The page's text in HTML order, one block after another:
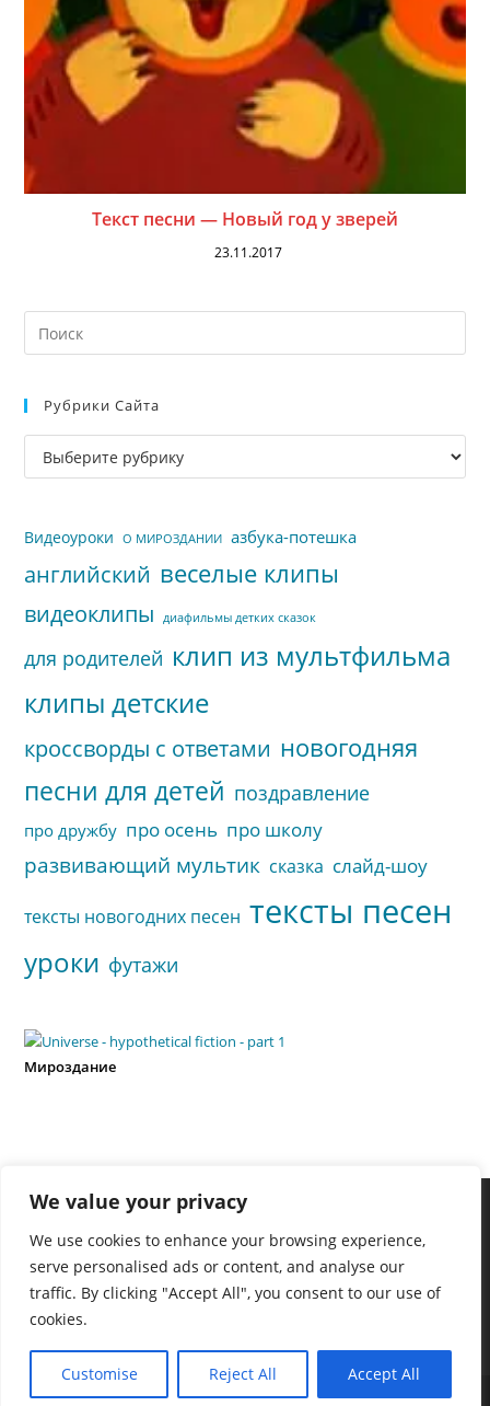
We value your privacy
We use cookies to enhance your browsing experience,
serve personalised ads or content, and analyse our
traffic. By clicking "Accept All", you consent to our use of
cookies.
Customise Reject All Accept All
Текст песни — Новый год у зверей
23.11.2017
Рубрики Сайта
Рубрики
сайта
Видеоуроки О МИРОЗДАНИИ азбука-потешка
английский веселые клипы
видеоклипы диафильмы детких сказок
для родителей клип из мультфильма
клипы детские
кроссворды с ответами новогодняя
песни для детей поздравление
про дружбу про осень про школу
развивающий мультик сказка слайд-шоу
тексты новогодних песен тексты песен
уроки футажи
Мироздание
Copyright - WordPress Theme by OceanWP